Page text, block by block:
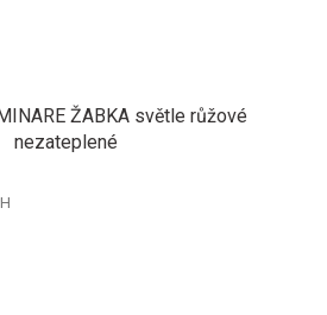
ŽABKA světle růžové
nezateplené